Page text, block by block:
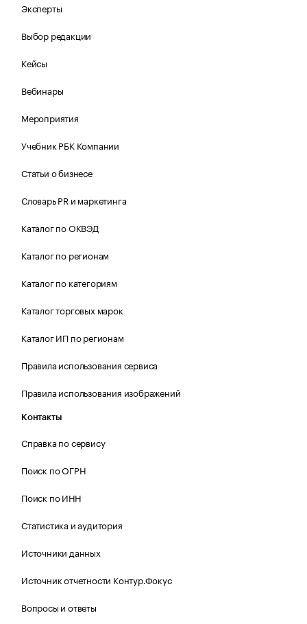
Эксперты
Выбор редакции
Кейсы
Вебинары
Мероприятия
Учебник РБК Компании
Статьи о бизнесе
Словарь PR и маркетинга
Каталог по ОКВЭД
Каталог по регионам
Каталог по категориям
Каталог торговых марок
Каталог ИП по регионам
Правила использования сервиса
Правила использования изображений
Контакты
Справка по сервису
Поиск по ОГРН
Поиск по ИНН
Статистика и аудитория
Источники данных
Источник отчетности Контур.Фокус
Вопросы и ответы